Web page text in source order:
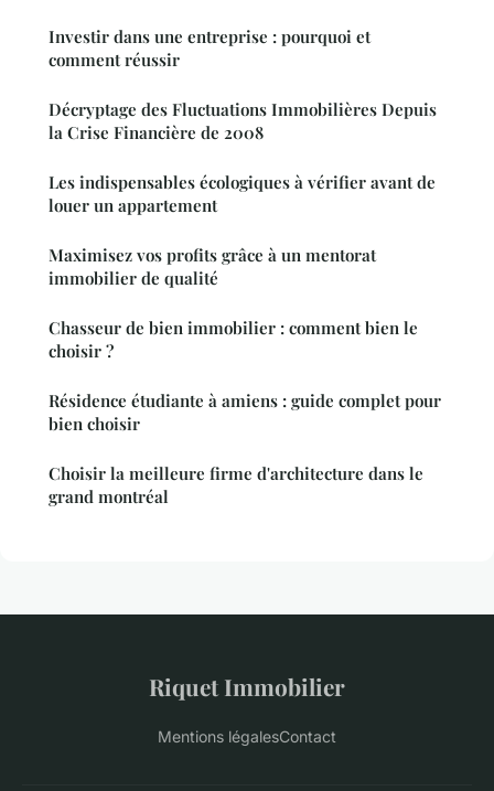
Investir dans une entreprise : pourquoi et
comment réussir
Décryptage des Fluctuations Immobilières Depuis
la Crise Financière de 2008
Les indispensables écologiques à vérifier avant de
louer un appartement
Maximisez vos profits grâce à un mentorat
immobilier de qualité
Chasseur de bien immobilier : comment bien le
choisir ?
Résidence étudiante à amiens : guide complet pour
bien choisir
Choisir la meilleure firme d'architecture dans le
grand montréal
Riquet Immobilier
Mentions légalesContact